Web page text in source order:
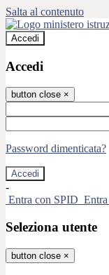
Salta al contenuto
Accedi
Accedi
button close ×
Password dimenticata?
-
Entra con SPID
Seleziona utente
button close ×